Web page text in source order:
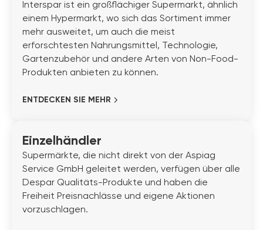
Interspar ist ein großflächiger Supermarkt, ähnlich
einem Hypermarkt, wo sich das Sortiment immer
mehr ausweitet, um auch die meist
erforschtesten Nahrungsmittel, Technologie,
Gartenzubehör und andere Arten von Non-Food-
Produkten anbieten zu können.
ENTDECKEN SIE MEHR
Einzelhändler
Supermärkte, die nicht direkt von der Aspiag
Service GmbH geleitet werden, verfügen über alle
Despar Qualitäts-Produkte und haben die
Freiheit Preisnachlässe und eigene Aktionen
vorzuschlagen.